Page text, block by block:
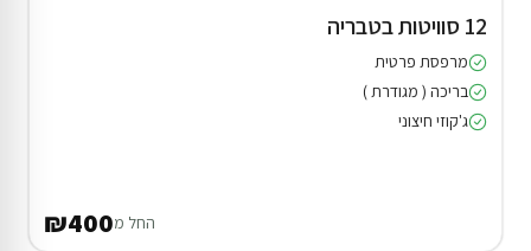
12 סוויטות בטבריה
מרפסת פרטית
בריכה ( מגודרת )
ג'קוזי חיצוני
החל מ₪400